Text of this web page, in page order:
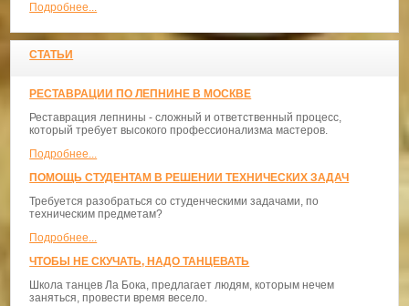
Подробнее...
СТАТЬИ
РЕСТАВРАЦИИ ПО ЛЕПНИНЕ В МОСКВЕ
Реставрация лепнины - сложный и ответственный процесс,
который требует высокого профессионализма мастеров.
Подробнее...
ПОМОЩЬ СТУДЕНТАМ В РЕШЕНИИ ТЕХНИЧЕСКИХ ЗАДАЧ
Требуется разобраться со студенческими задачами, по
техническим предметам?
Подробнее...
ЧТОБЫ НЕ СКУЧАТЬ, НАДО ТАНЦЕВАТЬ
​Школа танцев Ла Бока, предлагает людям, которым нечем
заняться, провести время весело.